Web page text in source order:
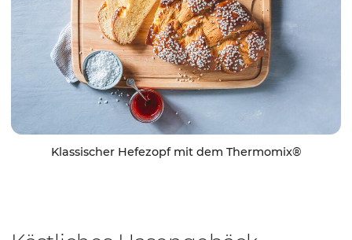
Klassischer Hefezopf mit dem Thermomix®